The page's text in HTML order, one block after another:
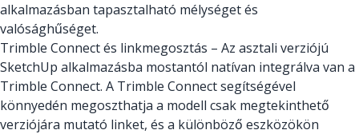
alkalmazásban tapasztalható mélységet és
valósághűséget.
Trimble Connect és linkmegosztás – Az asztali verziójú
SketchUp alkalmazásba mostantól natívan integrálva van a
Trimble Connect. A Trimble Connect segítségével
könnyedén megoszthatja a modell csak megtekinthető
verziójára mutató linket, és a különböző eszközökön